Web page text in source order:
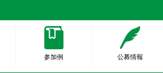
参加例 公募情報